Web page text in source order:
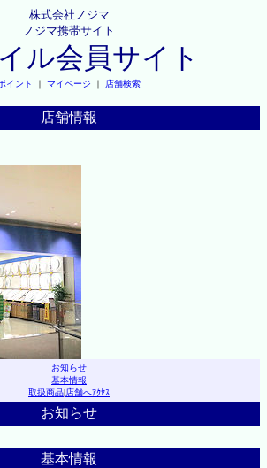
株式会社ノジマ
ノジマ携帯サイト
ル会員サイト
イント ｜ マイページ ｜ 店舗検索
店舗情報
お知らせ
基本情報
取扱商品|店舗へｱｸｾｽ
お知らせ
基本情報